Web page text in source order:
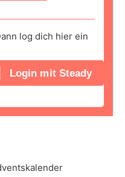
log dich hier ein
Login mit Steady